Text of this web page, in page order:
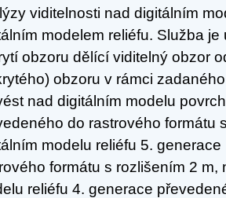
viditelnosti nad digitálním
modelem reliéfu. Služba
obzoru dělící viditelný obzor
obzoru v rámci
nad digitálním modelu
do rastrového formátu
modelu reliéfu 5.
formátu s rozlišením 2 m,
reliéfu 4. generace